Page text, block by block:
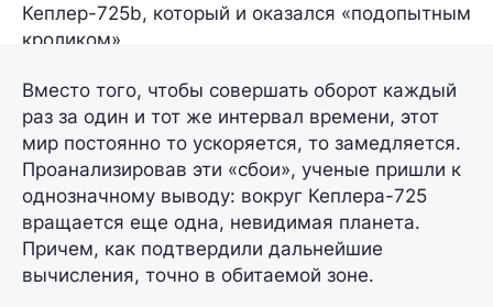
Кеплер-725b, который и оказался «подопытным
кроликом».
Вместо того, чтобы совершать оборот каждый
раз за один и тот же интервал времени, этот
мир постоянно то ускоряется, то замедляется.
Проанализировав эти «сбои», ученые пришли к
однозначному выводу: вокруг Кеплера-725
вращается еще одна, невидимая планета.
Причем, как подтвердили дальнейшие
вычисления, точно в обитаемой зоне.